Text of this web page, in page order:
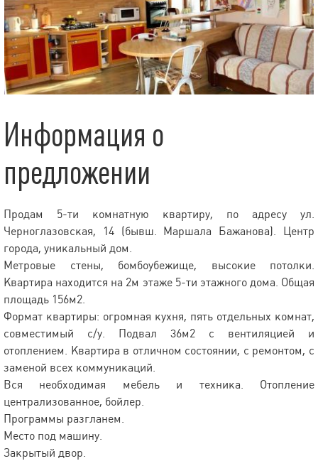
Информация о
предложении
Продам 5-ти комнатную квартиру, по адресу ул.
Черноглазовская, 14 (бывш. Маршала Бажанова). Центр
города, уникальный дом.
Метровые стены, бомбоубежище, высокие потолки.
Квартира находится на 2м этаже 5-ти этажного дома. Общая
площадь 156м2.
Формат квартиры: огромная кухня, пять отдельных комнат,
совместимый с/у. Подвал 36м2 с вентиляцией и
отоплением. Квартира в отличном состоянии, с ремонтом, с
заменой всех коммуникаций.
Вся необходимая мебель и техника. Отопление
централизованное, бойлер.
Программы разгланем.
Место под машину.
Закрытый двор.